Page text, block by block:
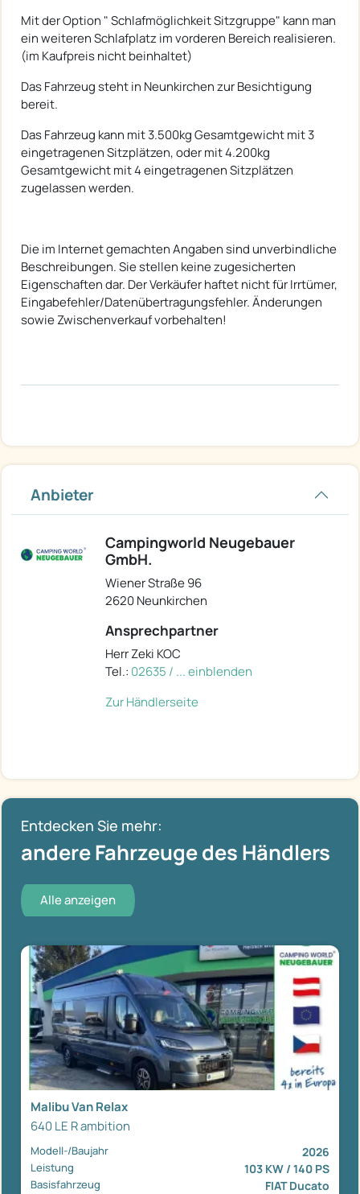
Mit der Option " Schlafmöglichkeit Sitzgruppe" kann man
ein weiteren Schlafplatz im vorderen Bereich realisieren.
(im Kaufpreis nicht beinhaltet)
Das Fahrzeug steht in Neunkirchen zur Besichtigung
bereit.
Das Fahrzeug kann mit 3.500kg Gesamtgewicht mit 3
eingetragenen Sitzplätzen, oder mit 4.200kg
Gesamtgewicht mit 4 eingetragenen Sitzplätzen
zugelassen werden.
Die im Internet gemachten Angaben sind unverbindliche
Beschreibungen. Sie stellen keine zugesicherten
Eigenschaften dar. Der Verkäufer haftet nicht für Irrtümer,
Eingabefehler/Datenübertragungsfehler. Änderungen
sowie Zwischenverkauf vorbehalten!
Anbieter
Campingworld Neugebauer
GmbH.
Wiener Straße 96
2620 Neunkirchen
Ansprechpartner
Herr Zeki KOC
Tel.: 02635 / ... einblenden
Zur Händlerseite
Entdecken Sie mehr:
andere Fahrzeuge des Händlers
Alle anzeigen
Malibu Van Relax
640 LE R ambition
Modell-/Baujahr 2026
Leistung 103 KW / 140 PS
Basisfahrzeug FIAT Ducato